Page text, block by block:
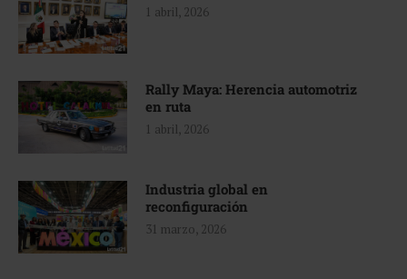
1 abril, 2026
Rally Maya: Herencia automotriz
en ruta
1 abril, 2026
Industria global en
reconfiguración
31 marzo, 2026